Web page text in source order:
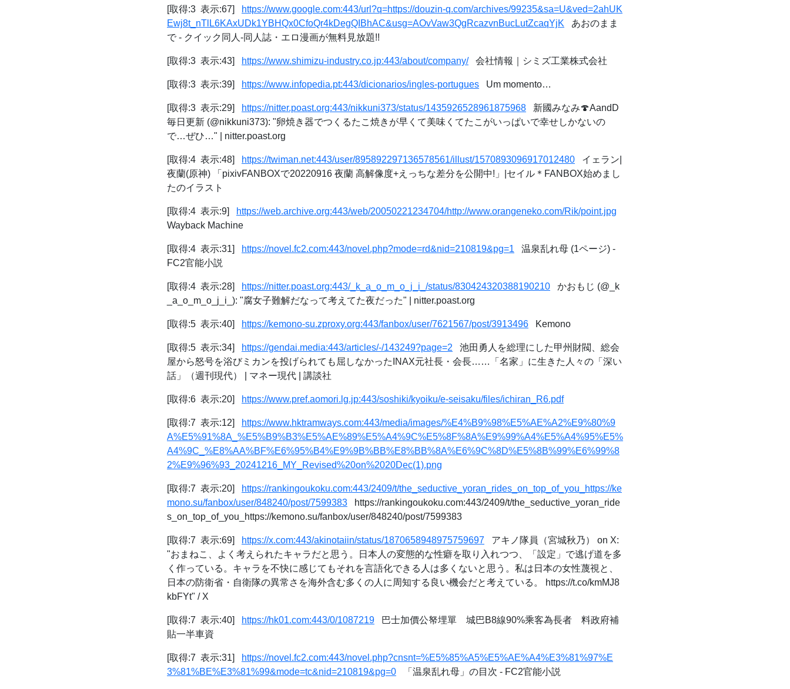
[取得:3 表示:67]
https://www.google.com:443/url?q=https://douzin-q.com/archives/99235&sa=U&ved=2ahUK
Ewj8t_nTlL6KAxUDk1YBHQx0CfoQr4kDegQIBhAC&usg=AOvVaw3QgRcazvnBucLutZcaqYjK あおのまま
で - クイック同人-同人誌・エロ漫画が無料見放題!!
[取得:3 表示:43] https://www.shimizu-industry.co.jp:443/about/company/会社情報｜シミズ工業株式会社
[取得:3 表示:39] https://www.infopedia.pt:443/dicionarios/ingles-portugues Um momento…
[取得:3 表示:29] https://nitter.poast.org:443/nikkuni373/status/1435926528961875968 新國みなみ🍄AandD
毎日更新 (@nikkuni373): "卵焼き器でつくるたこ焼きが早くて美味くてたこがいっぱいで幸せしかないの
で…ぜひ…" | nitter.poast.org
[取得:4 表示:48] https://twiman.net:443/user/895892297136578561/illust/1570893096917012480 イェラン|
夜蘭(原神) 「pixivFANBOXで20220916 夜蘭 高解像度+えっちな差分を公開中!」|セイル＊FANBOX始めまし
たのイラスト
[取得:4 表示:9]
https://web.archive.org:443/web/20050221234704/http://www.orangeneko.com/Rik/point.jpg
Wayback Machine
[取得:4 表示:31] https://novel.fc2.com:443/novel.php?mode=rd&nid=210819&pg=1 温泉乱れ母 (1ページ) -
FC2官能小説
[取得:4 表示:28] https://nitter.poast.org:443/_k_a_o_m_o_j_i_/status/830424320388190210 かおもじ (@_k
_a_o_m_o_j_i_): "腐女子難解だなって考えてた夜だった" | nitter.poast.org
[取得:5 表示:40] https://kemono-su.zproxy.org:443/fanbox/user/7621567/post/3913496 Kemono
[取得:5 表示:34] https://gendai.media:443/articles/-/143249?page=2 池田勇人を総理にした甲州財閥、総会
屋から怒号を浴びミカンを投げられても屈しなかったINAX元社長・会長……「名家」に生きた人々の「深い
話」（週刊現代） | マネー現代 | 講談社
[取得:6 表示:20] https://www.pref.aomori.lg.jp:443/soshiki/kyoiku/e-seisaku/files/ichiran_R6.pdf
[取得:7 表示:12]
https://www.hktramways.com:443/media/images/%E4%B9%98%E5%AE%A2%E9%80%9
A%E5%91%8A_%E5%B9%B3%E5%AE%89%E5%A4%9C%E5%8F%8A%E9%99%A4%E5%A4%95%E5%
A4%9C_%E8%AA%BF%E6%95%B4%E9%9B%BB%E8%BB%8A%E6%9C%8D%E5%8B%99%E6%99%8
2%E9%96%93_20241216_MY_Revised%20on%2020Dec(1).png
[取得:7 表示:20]
https://rankingoukoku.com:443/2409/t/the_seductive_yoran_rides_on_top_of_you_https://ke
mono.su/fanbox/user/848240/post/7599383 https://rankingoukoku.com:443/2409/t/the_seductive_yoran_ride
s_on_top_of_you_https://kemono.su/fanbox/user/848240/post/7599383
[取得:7 表示:69] https://x.com:443/akinotaiin/status/1870658948975759697 アキノ隊員（宮城秋乃） on X:
"おまねこ、よく考えられたキャラだと思う。日本人の変態的な性癖を取り入れつつ、「設定」で逃げ道を多
く作っている。キャラを不快に感じてもそれを言語化できる人は多くないと思う。私は日本の女性蔑視と、
日本の防衛省・自衛隊の異常さを海外含む多くの人に周知する良い機会だと考えている。 https://t.co/kmMJ8
kbFYt" / X
[取得:7 表示:40] https://hk01.com:443/0/1087219 巴士加價公帑埋單 城巴B8線90%乘客為長者 料政府補
貼一半車資
[取得:7 表示:31]
https://novel.fc2.com:443/novel.php?cnsnt=%E5%85%A5%E5%AE%A4%E3%81%97%E
3%81%BE%E3%81%99&mode=tc&nid=210819&pg=0 「温泉乱れ母」の目次 - FC2官能小説